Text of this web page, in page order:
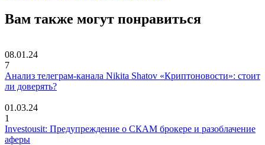
Вам также могут понравиться
08.01.24
7
Анализ телеграм-канала Nikita Shatov «Криптоновости»: стоит
ли доверять?
01.03.24
1
Investousit: Предупреждение о СКАМ брокере и разоблачение
аферы